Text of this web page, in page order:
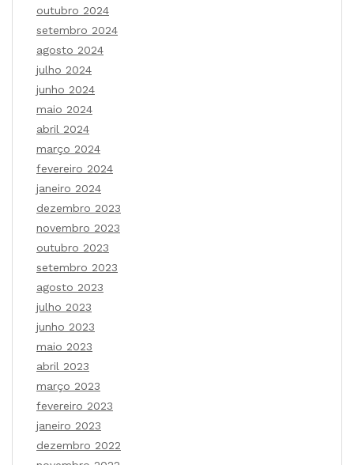
outubro 2024
setembro 2024
agosto 2024
julho 2024
junho 2024
maio 2024
abril 2024
março 2024
fevereiro 2024
janeiro 2024
dezembro 2023
novembro 2023
outubro 2023
setembro 2023
agosto 2023
julho 2023
junho 2023
maio 2023
abril 2023
março 2023
fevereiro 2023
janeiro 2023
dezembro 2022